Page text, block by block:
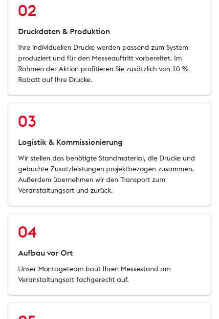
02
Druckdaten & Produktion
Ihre individuellen Drucke werden passend zum System
produziert und für den Messeauftritt vorbereitet. Im
Rahmen der Aktion profitieren Sie zusätzlich von 10 %
Rabatt auf Ihre Drucke.
03
Logistik & Kommissionierung
Wir stellen das benötigte Standmaterial, die Drucke und
gebuchte Zusatzleistungen projektbezogen zusammen.
Außerdem übernehmen wir den Transport zum
Veranstaltungsort und zurück.
04
Aufbau vor Ort
Unser Montageteam baut Ihren Messestand am
Veranstaltungsort fachgerecht auf.